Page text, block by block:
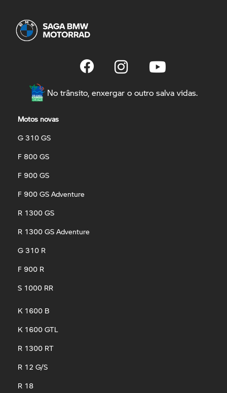
No trânsito, enxergar o outro salva vidas.
Motos novas
G 310 GS
F 800 GS
F 900 GS
F 900 GS Adventure
R 1300 GS
R 1300 GS Adventure
G 310 R
F 900 R
S 1000 RR
K 1600 B
K 1600 GTL
R 1300 RT
R 12 G/S
R 18